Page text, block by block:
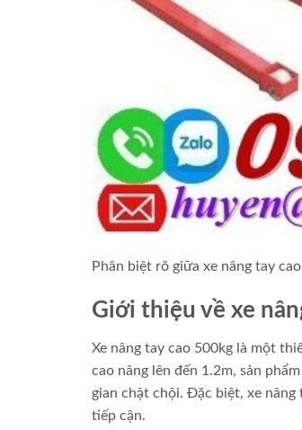
Phân biệt rõ giữa xe nâng tay
Giới thiệu về xe
Xe nâng tay cao 500kg là một
cao nâng lên đến 1.2m, sản
gian chật chội. Đặc biệt, xe
tiếp cận.